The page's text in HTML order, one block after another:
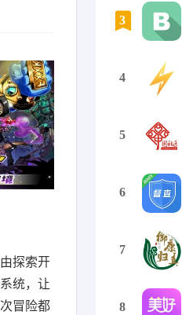
探索开
统，让
冒险都
3
4
5
6
7
8